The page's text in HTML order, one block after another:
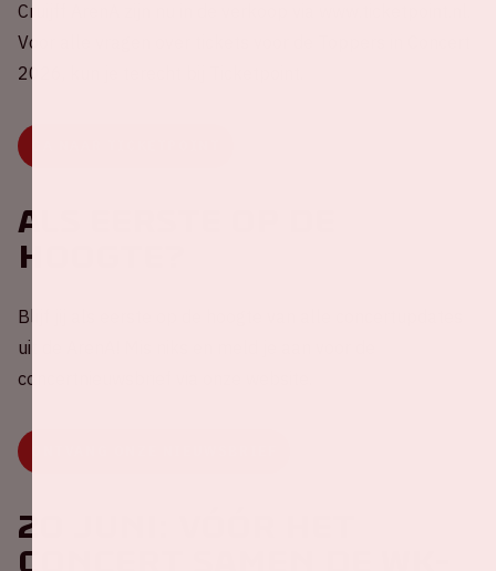
Cruijff ArenA zijn nu in de verkoop via www.ticketpoint.nl.
Voor alle vragen over tickets voor de Toppers in Concert
2026, kun je terecht bij Ticketpoint.
Als eerste op de
hoogte?
Blijf jij als eerste op de hoogte van alle concertupdates
uit de ArenA! Mis niks en meld je aan voor de
concertnieuwsbrief via onze website.
20 juni: vóór het
concert samen de WK-